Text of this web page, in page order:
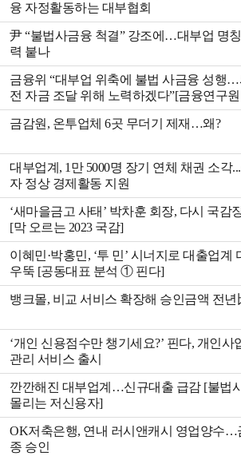
융 자정활동하는 대부협회
尹 “불법사금융 척결” 강조에…대부업 명
력 붙나
금융위 “대부업 위축에 불법 사금융 성행
전 자금 조달 위해 노력하겠다”[금융연구원
망]
금감원, 온투업체 6곳 무더기 제재…왜?
대부업계, 1만 5000명 장기 연체 채권 소각
자 정상 경제활동 지원
‘새마을금고 사태’ 박차훈 회장, 다시 국감
[막 오르는 2023 국감]
이혜민·박홍민, ‘투 민’ 시너지로 대출업계
우뚝 [공동대표 분석 ① 핀다]
뱅크몰, 비교 서비스 확장해 승인금액 전년
‘개인 신용점수만 챙기세요?’ 핀다, 개인사
관리 서비스 출시
깐깐해진 대부업계…신규대출 급감 [불법
몰리는 저신용자]
OK저축은행, 연내 러시앤캐시 영업양수…
종 승인